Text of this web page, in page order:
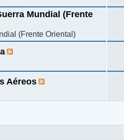
Mundial (Frente
(Frente Oriental)
Aéreos